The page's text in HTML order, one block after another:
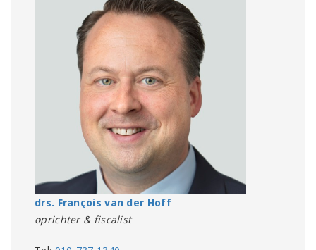
drs. François van der Hoff
oprichter & fiscalist